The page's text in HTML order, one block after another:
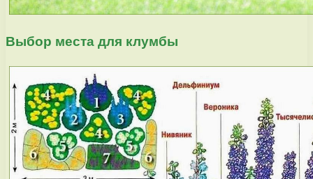
Выбор места для клумбы